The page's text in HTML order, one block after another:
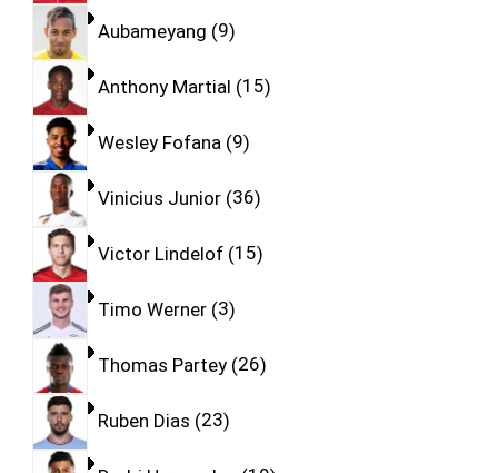
Aubameyang 9
Anthony Martial 15
Wesley Fofana 9
Vinicius Junior 36
Victor Lindelof 15
Timo Werner 3
Thomas Partey 26
Ruben Dias 23